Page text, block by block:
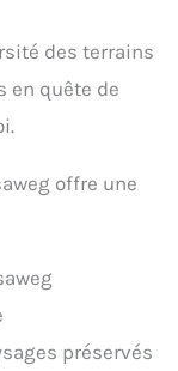
des terrains
en quête de
offre une
préservés